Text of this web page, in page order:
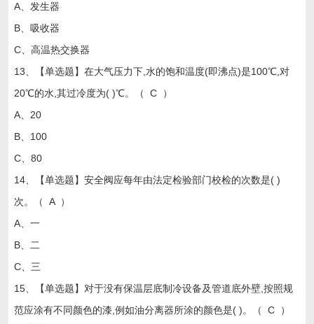
A、发生器
B、吸收器
C、高温热交换器
13、【单选题】在大气压力下,水的饱和温度(即沸点)是100℃,对
20℃的水,其过冷度为( )℃。（ C ）
A、20
B、100
C、80
14、【单选题】安全阀应每年由法定检验部门校检的次数是( )
次。（ A ）
A、一
B、二
C、三
15、【单选题】对于没有保温层底制冷设备及管道底外壁,按照规
范应涂有不同颜色的漆,例如油分离器所涂的颜色是( )。（ C ）